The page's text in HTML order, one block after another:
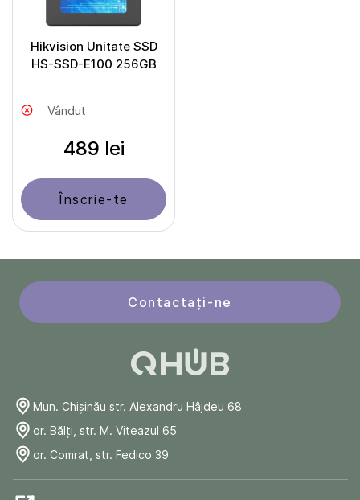
Hikvision Unitate SSD
HS-SSD-E100 256GB
Vândut
489 lei
Înscrie-te
Contactați-ne
Mun. Chişinău str. Alexandru Hâjdeu 68
or. Bălți, str. M. Viteazul 65
or. Comrat, str. Fedico 39